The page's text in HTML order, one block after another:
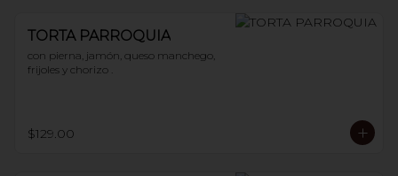
TORTA PARROQUIA
con pierna, jamón, queso manchego,
frijoles y chorizo .
$129.00